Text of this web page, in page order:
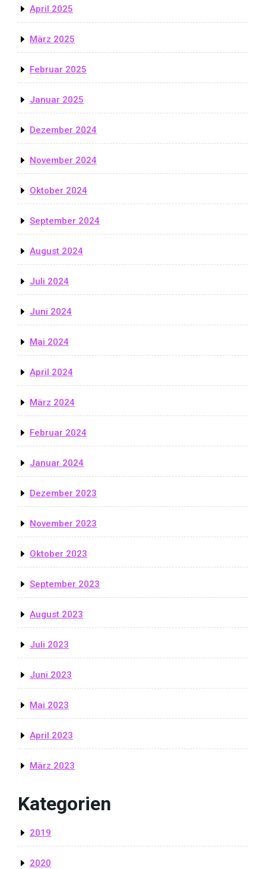
April 2025
März 2025
Februar 2025
Januar 2025
Dezember 2024
November 2024
Oktober 2024
September 2024
August 2024
Juli 2024
Juni 2024
Mai 2024
April 2024
März 2024
Februar 2024
Januar 2024
Dezember 2023
November 2023
Oktober 2023
September 2023
August 2023
Juli 2023
Juni 2023
Mai 2023
April 2023
März 2023
Kategorien
2019
2020